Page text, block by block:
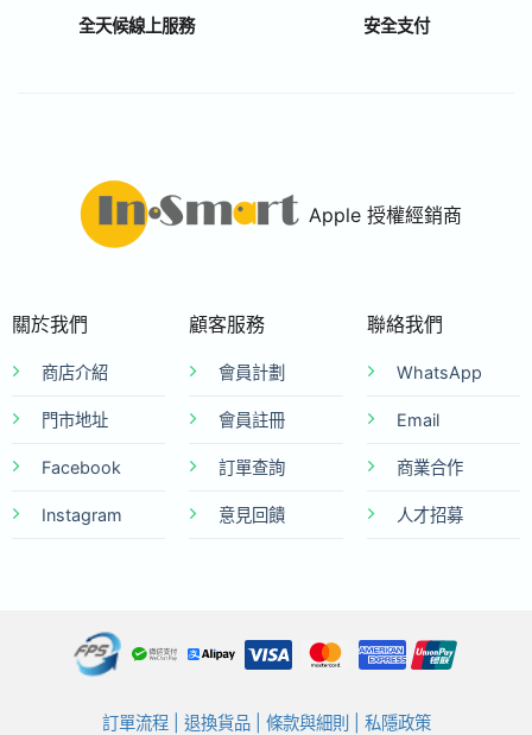
全天候線上服務 安全支付
Apple 授權經銷商
關於我們
商店介紹
門市地址
Facebook
Instagram
顧客服務
會員計劃
會員註冊
訂單查詢
意見回饋
聯絡我們
WhatsApp
Email
商業合作
人才招募
訂單流程| 退換貨品| 條款與細則 私隱政策